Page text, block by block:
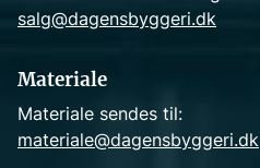
salg@dagensbyggeri.dk
Materiale
Materiale sendes til:
materiale@dagensbyggeri.dk